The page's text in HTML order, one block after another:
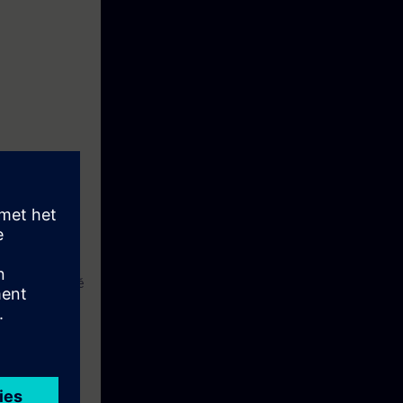
řádkově
vyššího
840D sl.